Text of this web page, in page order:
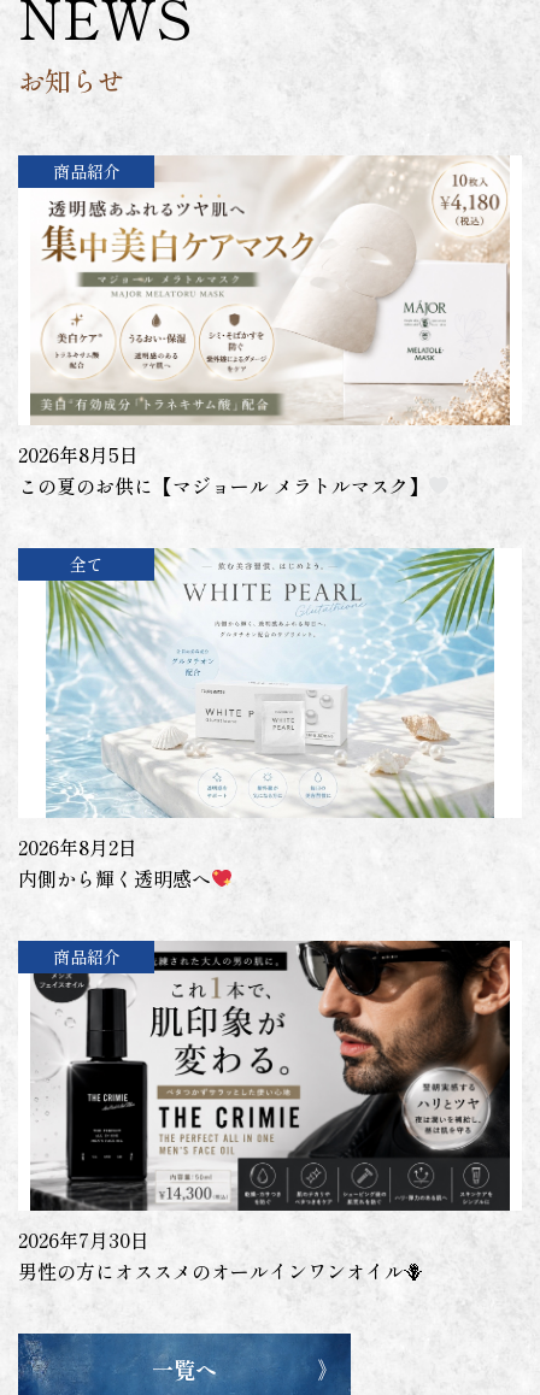
NEWS
お知らせ
商品紹介
2026年8月5日
この夏のお供に【マジョール メラトルマスク】
全て
2026年8月2日
内側から輝く透明感へ
商品紹介
2026年7月30日
男性の方にオススメのオールインワンオイル🪻
一覧へ